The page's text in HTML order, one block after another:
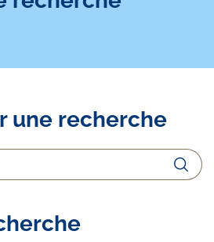
une recherche